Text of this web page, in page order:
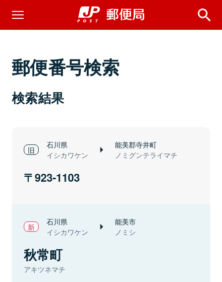
郵便番号検索
検索結果
石川県
イシカワケン
能美郡寺井町
ノミグンテライマチ
923-1103
石川県
イシカワケン
能美市
ノミシ
秋常町
アキツネマチ